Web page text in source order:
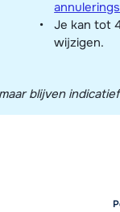
Je kan tot
wijzigen.
blijven